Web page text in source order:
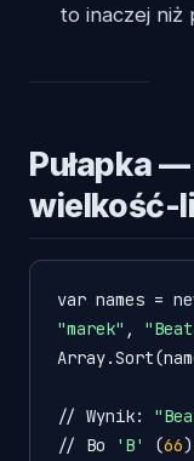
to inaczej niż
Pułapka
wielkość-
var names =
"marek" ,
// Wynik:
// Bo
'B' (66